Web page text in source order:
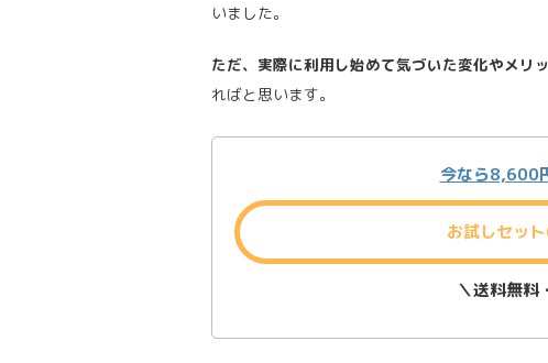
いました。
ただ、実際に利用し始めて気づいた変化やメリ
ればと思います。
今なら8,600
お試しセッ
＼送料無料